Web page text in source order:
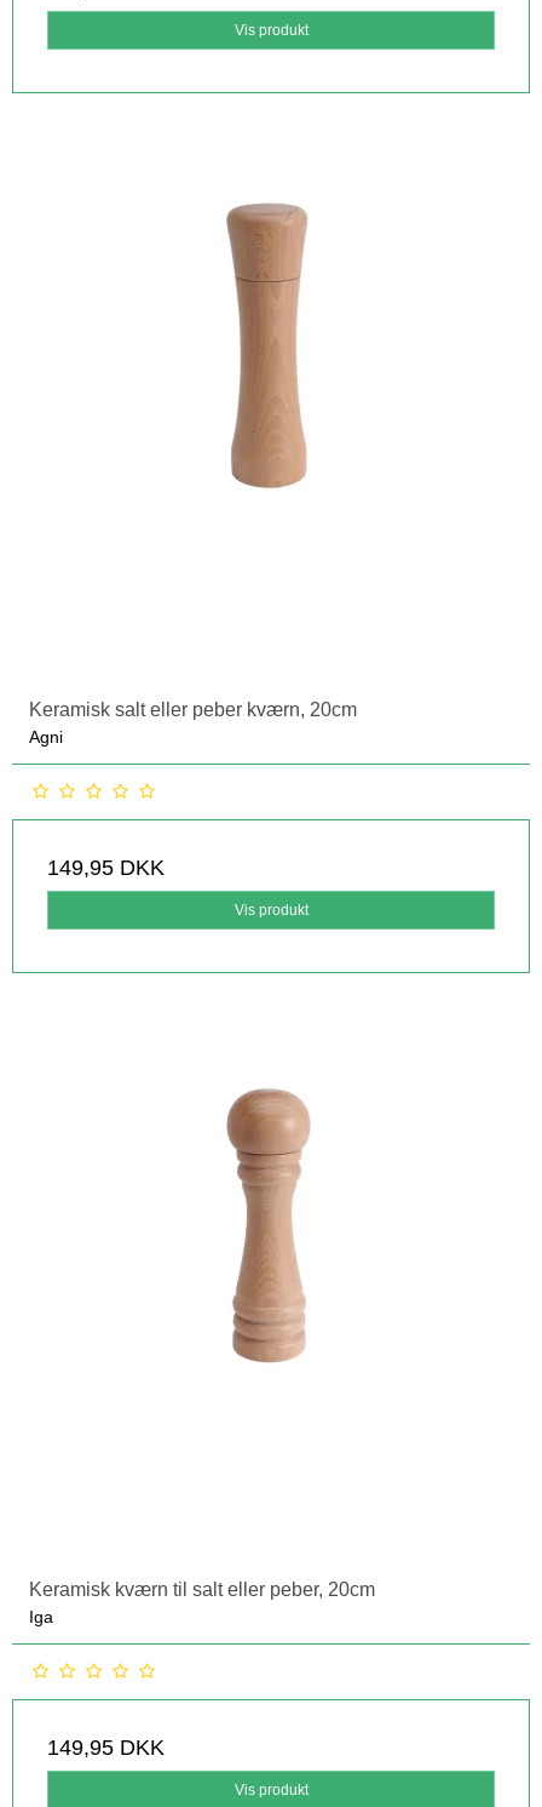
Vis produkt
Keramisk salt eller peber kværn, 20cm
Agni
149,95 DKK
Vis produkt
Keramisk kværn til salt eller peber, 20cm
Iga
149,95 DKK
Vis produkt